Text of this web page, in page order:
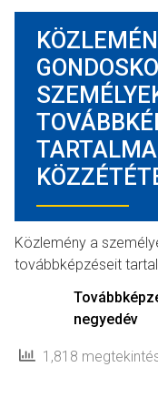
Közlemény a
továbbképzéseit
negyedév
1,818